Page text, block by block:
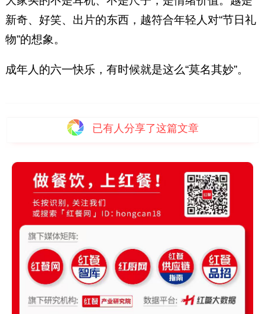
新奇、好笑、出片的东西，越符合年轻人对“节日礼
物”的想象。
成年人的六一快乐，有时候就是这么“莫名其妙”。
已有人分享了这篇文章